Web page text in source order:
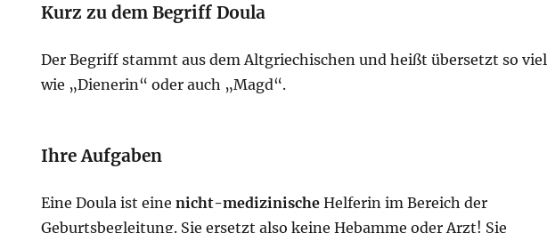
Kurz zu dem Begriff Doula
Der Begriff stammt aus dem Altgriechischen und heißt übersetzt so viel
wie „Dienerin“ oder auch „Magd“.
Ihre Aufgaben
Eine Doula ist einenicht-medizinische Helferin im Bereich der
Geburtsbegleitung. Sie ersetzt also keine Hebamme oder Arzt! Sie